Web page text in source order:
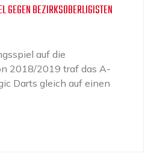
GEGEN BEZIRKSOBERLIGISTEN
auf die
2018/2019 traf das A-
Darts gleich auf einen